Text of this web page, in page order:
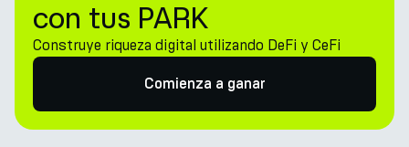
con tus PARK
Construye riqueza digital utilizando DeFi y CeFi
Comienza a ganar